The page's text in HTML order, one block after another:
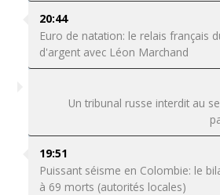
20:44
Euro de natation: le relais français
d'argent avec Léon Marchand
Un tribunal russe interdit au
19:51
Puissant séisme en Colombie: le
à 69 morts (autorités locales)